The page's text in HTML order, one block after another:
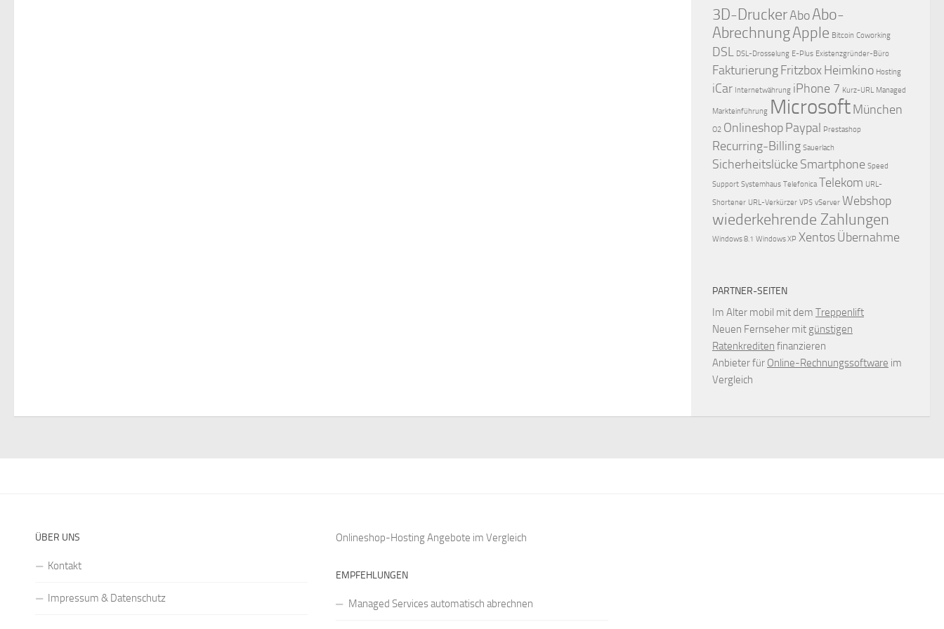
3D-DruckerAboAbo-
AbrechnungApple Bitcoin Coworking
DSL DSL-Drosselung E-Plus Existenzgründer-Büro
Fakturierung Fritzbox Heimkino Hosting
iCar Internetwährung iPhone 7 Kurz-URL Managed
Markteinführung Microsoft München
O2 Onlineshop Paypal Prestashop
Recurring-Billing Sauerlach
Sicherheitslücke Smartphone Speed
Support Systemhaus Telefonica Telekom URL-
Shortener URL-Verkürzer VPS vServer Webshop
wiederkehrende Zahlungen
Windows 8.1 Windows XP XentosÜbernahme
PARTNER-SEITEN
Im Alter mobil mit dem Treppenlift
Neuen Fernseher mit günstigen
Ratenkrediten finanzieren
Anbieter für Online-Rechnungssoftware im
Vergleich
ÜBER UNS
Kontakt
Impressum & Datenschutz
Onlineshop-Hosting Angebote im Vergleich
EMPFEHLUNGEN
Managed Services automatisch abrechnen